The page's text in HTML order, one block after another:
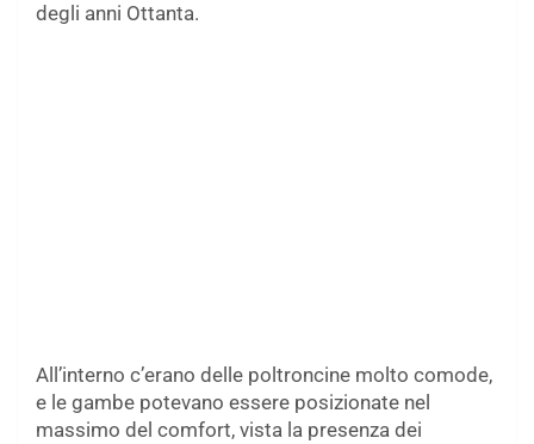
degli anni Ottanta.
All’interno c’erano delle poltroncine molto comode,
e le gambe potevano essere posizionate nel
massimo del comfort, vista la presenza dei